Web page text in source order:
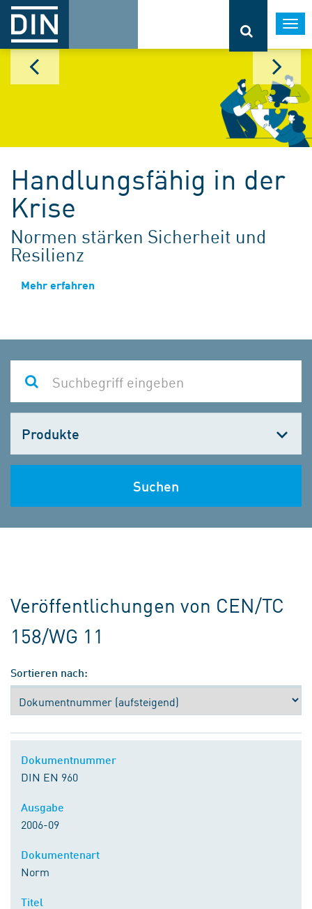
Handlungsfähig in der
Krise
Normen stärken Sicherheit und
Resilienz
Mehr erfahren
wählen
Suchen
Veröffentlichungen von CEN/TC
158/WG 11
Sortieren nach:
DIN EN 960
2006-09
Norm